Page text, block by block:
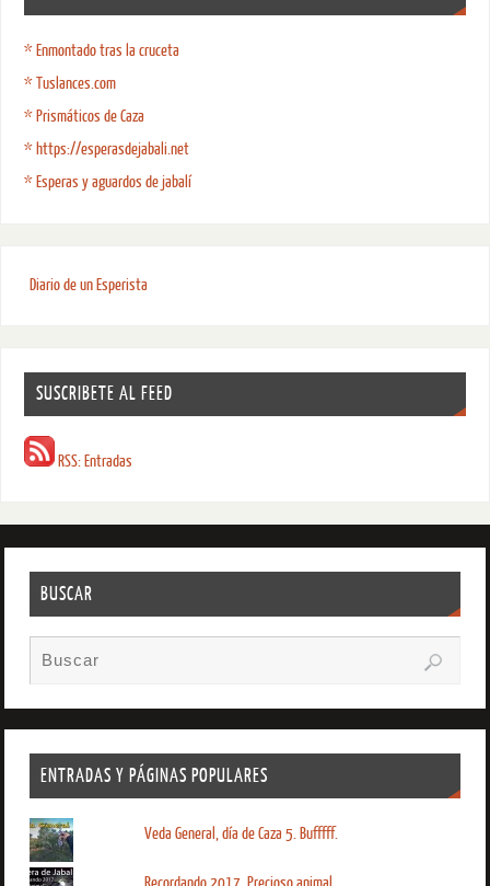
* Enmontado tras la cruceta
* Tuslances.com
* Prismáticos de Caza
* https://esperasdejabali.net
* Esperas y aguardos de jabalí
Diario de un Esperista
SUSCRIBETE AL FEED
RSS: Entradas
BUSCAR
ENTRADAS Y PÁGINAS POPULARES
Veda General, día de Caza 5. Bufffff.